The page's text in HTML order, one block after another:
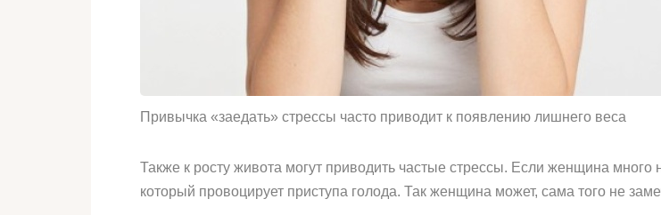
Привычка «заедать» стрессы часто приводит к появлению лишнего веса
Также к росту живота могут приводить частые стрессы. Если женщина много
который провоцирует приступа голода. Так женщина может, сама того не